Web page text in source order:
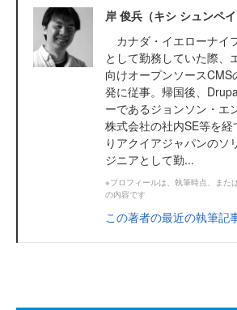
岸 俊兵（キシ シュンペイ
カナダ・イエローナイ
として勤務していた際、
向けオープンソース
発に従事。帰国後、
ーであるジョンソン・エ
株式会社の社内SE等を経
りアクイアジャパンのソ
ジニアとして勤...
※プロフィールは、執筆時点、また
の内容です
この著者の最近の執筆記